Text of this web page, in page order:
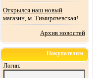
Открылся наш новый
магазин, м. Тимирязевская!
Архив новостей
Покупателям
Логин: